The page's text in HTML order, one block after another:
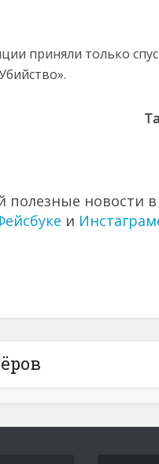
приняли только
полезные новости в
и